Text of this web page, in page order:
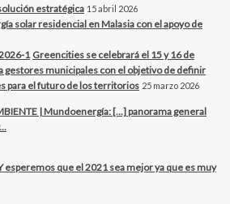
estratégica 15 abril 2026
solar residencial en Malasia con el apoyo de
Greencities se celebrará el 15 y 16 de
gestores municipales con el objetivo de definir
para el futuro de los territorios 25 marzo 2026
| Mundoenergía: […] panorama general
esperemos que el 2021 sea mejor ya que es muy